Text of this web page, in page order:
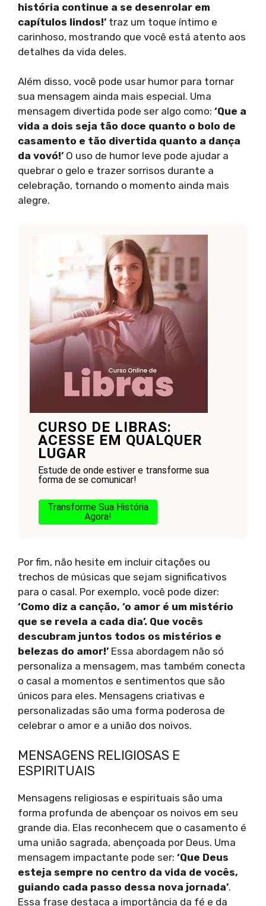
história continue a se desenrolar em
capítulos lindos!’ traz um toque íntimo e
carinhoso, mostrando que você está atento aos
detalhes da vida deles.
Além disso, você pode usar humor para tornar
sua mensagem ainda mais especial. Uma
mensagem divertida pode ser algo como: ‘Que a
vida a dois seja tão doce quanto o bolo de
casamento e tão divertida quanto a dança
da vovó!’ O uso de humor leve pode ajudar a
quebrar o gelo e trazer sorrisos durante a
celebração, tornando o momento ainda mais
alegre.
CURSO DE LIBRAS:
ACESSE EM QUALQUER
LUGAR
Estude de onde estiver e transforme sua
forma de se comunicar!
Transforme Sua História
Agora!
Por fim, não hesite em incluir citações ou
trechos de músicas que sejam significativos
para o casal. Por exemplo, você pode dizer:
‘Como diz a canção, ‘o amor é um mistério
que se revela a cada dia’. Que vocês
descubram juntos todos os mistérios e
belezas do amor!’ Essa abordagem não só
personaliza a mensagem, mas também conecta
o casal a momentos e sentimentos que são
únicos para eles. Mensagens criativas e
personalizadas são uma forma poderosa de
celebrar o amor e a união dos noivos.
MENSAGENS RELIGIOSAS E
ESPIRITUAIS
Mensagens religiosas e espirituais são uma
forma profunda de abençoar os noivos em seu
grande dia. Elas reconhecem que o casamento é
uma união sagrada, abençoada por Deus. Uma
mensagem impactante pode ser: ‘Que Deus
esteja sempre no centro da vida de vocês,
guiando cada passo dessa nova jornada’.
Essa frase destaca a importância da fé e da